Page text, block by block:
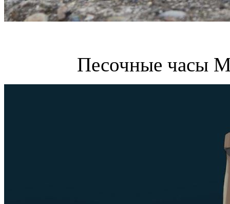
Песочные часы